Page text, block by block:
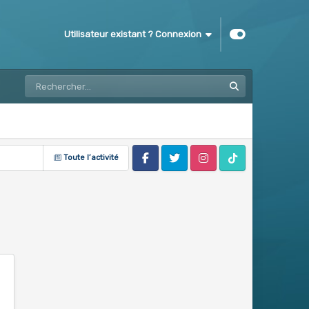
Utilisateur existant ? Connexion
Toute l’activité
FacebookTwitter InstagramTik Tok